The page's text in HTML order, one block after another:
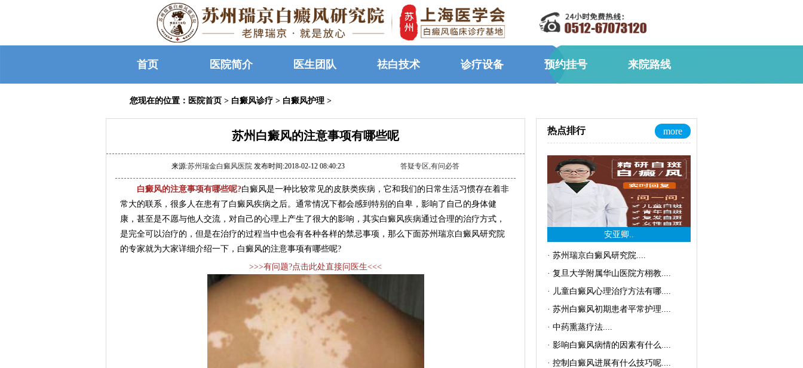
首页 医院简介 医生团队 祛白技术 诊疗设备 预约挂号 来院路线
您现在的位置： 医院首页 > 白癜风诊疗 > 白癜风护理 >
苏州白癜风的注意事项有哪些呢
来源:苏州瑞金白癜风医院 发布时间:2018-02-12 08:40:23 答疑专区,有问必答
白癜风的注意事项有哪些呢?白癜风是一种比较常见的皮肤类疾病，它和我们的日常生活习惯存在着非
常大的联系，很多人在患有了白癜风疾病之后。通常情况下都会感到特别的自卑，影响了自己的身体健
康，甚至是不愿与他人交流，对自己的心理上产生了很大的影响，其实白癜风疾病通过合理的治疗方式，
是完全可以治疗的，但是在治疗的过程当中也会有各种各样的禁忌事项，那么下面苏州瑞京白癜风研究院
的专家就为大家详细介绍一下，白癜风的注意事项有哪些呢?
>>>有问题?点击此处直接问医生<<<
热点排行 more
安亚卿..
· 苏州瑞京白癜风研究院....
· 复旦大学附属华山医院方栩教....
· 儿童白癜风心理治疗方法有哪....
· 苏州白癜风初期患者平常护理....
· 中药熏蒸疗法....
· 影响白癜风病情的因素有什么....
· 控制白癜风进展有什么技巧呢....